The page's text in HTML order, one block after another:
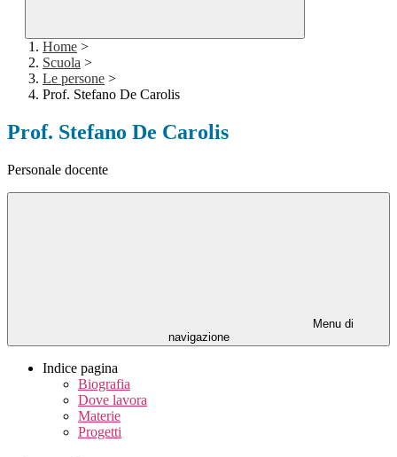
Home >
Scuola >
Le persone >
Prof. Stefano De Carolis
Prof. Stefano De Carolis
Personale docente
Menu di
navigazione
Indice pagina
Biografia
Dove lavora
Materie
Progetti